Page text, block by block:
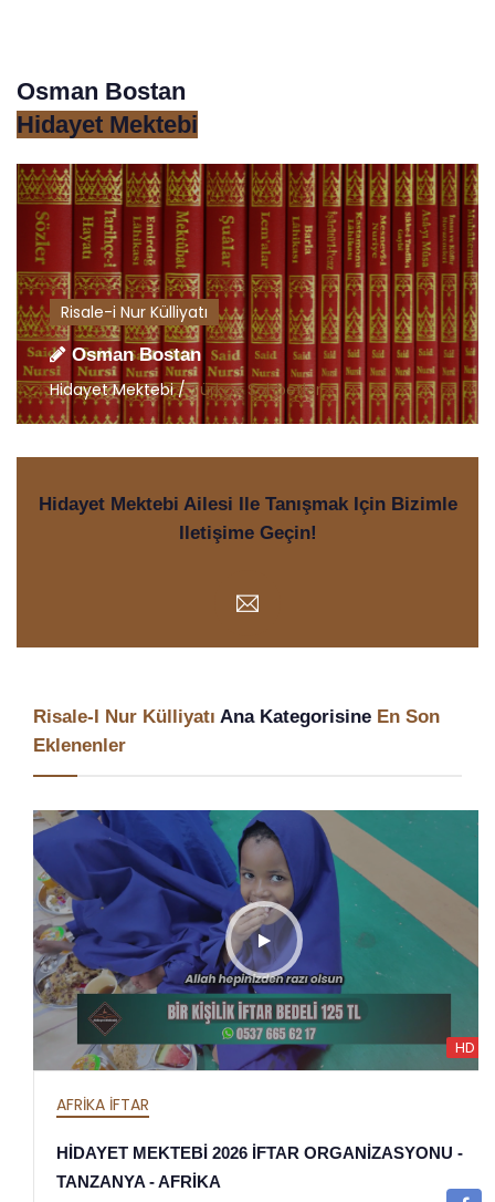
Osman Bostan
Hidayet Mektebi
Risale-i Nur Külliyatı
Osman Bostan
Hidayet Mektebi /Türkçe Sohbetler
Hidayet Mektebi Ailesi Ile Tanışmak Için Bizimle
Iletişime Geçin!
Risale-I Nur Külliyatı Ana Kategorisine En Son
Eklenenler
HD
AFRİKA İFTAR
HİDAYET MEKTEBİ 2026 İFTAR ORGANİZASYONU -
TANZANYA - AFRİKA